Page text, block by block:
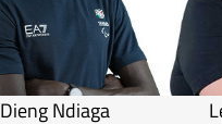
Dieng Ndiaga